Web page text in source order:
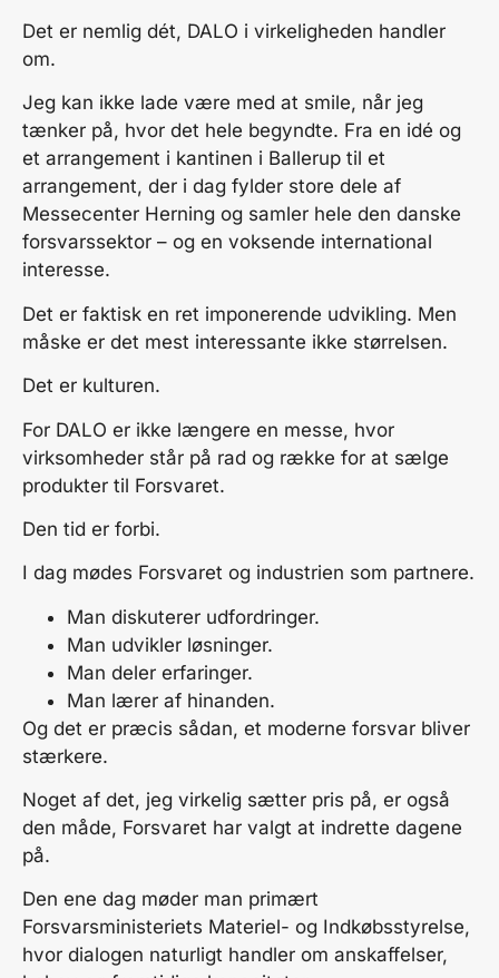
Det er nemlig dét, DALO i virkeligheden handler
om.
Jeg kan ikke lade være med at smile, når jeg
tænker på, hvor det hele begyndte. Fra en idé og
et arrangement i kantinen i Ballerup til et
arrangement, der i dag fylder store dele af
Messecenter Herning og samler hele den danske
forsvarssektor – og en voksende international
interesse.
Det er faktisk en ret imponerende udvikling. Men
måske er det mest interessante ikke størrelsen.
Det er kulturen.
For DALO er ikke længere en messe, hvor
virksomheder står på rad og række for at sælge
produkter til Forsvaret.
Den tid er forbi.
I dag mødes Forsvaret og industrien som partnere.
Man diskuterer udfordringer.
Man udvikler løsninger.
Man deler erfaringer.
Man lærer af hinanden.
Og det er præcis sådan, et moderne forsvar bliver
stærkere.
Noget af det, jeg virkelig sætter pris på, er også
den måde, Forsvaret har valgt at indrette dagene
på.
Den ene dag møder man primært
Forsvarsministeriets Materiel- og Indkøbsstyrelse,
hvor dialogen naturligt handler om anskaffelser,